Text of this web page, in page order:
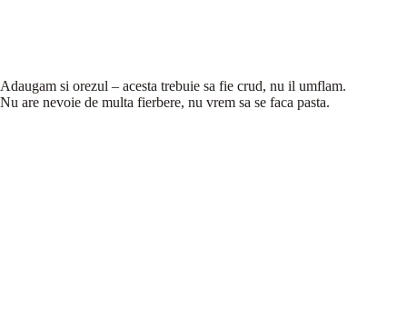
Adaugam si orezul – acesta trebuie sa fie crud, nu il umflam.
Nu are nevoie de multa fierbere, nu vrem sa se faca pasta.